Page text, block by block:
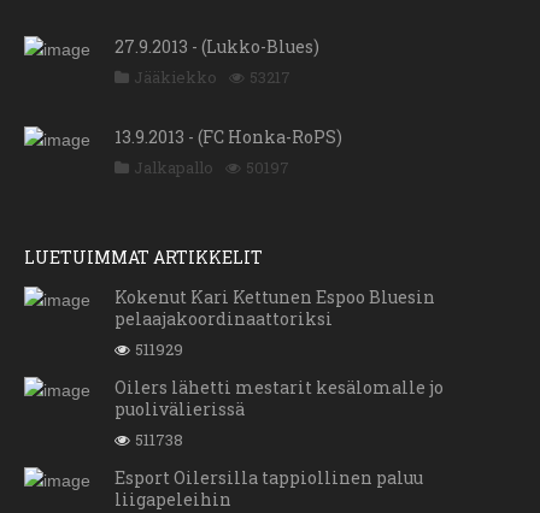
27.9.2013 - (Lukko-Blues)
Jääkiekko 53217
13.9.2013 - (FC Honka-RoPS)
Jalkapallo 50197
LUETUIMMAT ARTIKKELIT
Kokenut Kari Kettunen Espoo Bluesin
pelaajakoordinaattoriksi
511929
Oilers lähetti mestarit kesälomalle jo
puolivälierissä
511738
Esport Oilersilla tappiollinen paluu
liigapeleihin